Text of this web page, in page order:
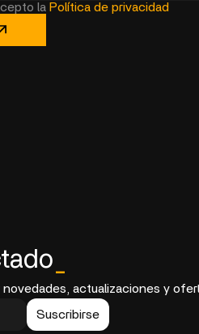
la Política de privacidad
actualizaciones y
Suscribirse